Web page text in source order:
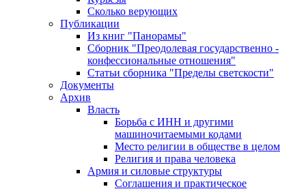
Сколько верующих
Публикации
Из книг "Панорамы"
Сборник "Преодолевая государственно -
конфессиональные отношения"
Статьи сборника "Пределы светскости"
Документы
Архив
Власть
Борьба с ИНН и другими
машиночитаемыми кодами
Место религии в обществе в целом
Религия и права человека
Армия и силовые структуры
Соглашения и практическое